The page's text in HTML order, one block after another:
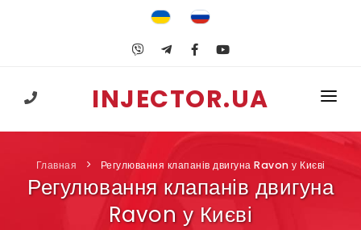
INJECTOR.UA
+38 (067) 547-25-74
ГОЛОВНА
ПОСЛУГИ
Главная Регулювання клапанів двигуна Ravon у Києві
Регулювання клапанів двигуна
Ravon у Києві